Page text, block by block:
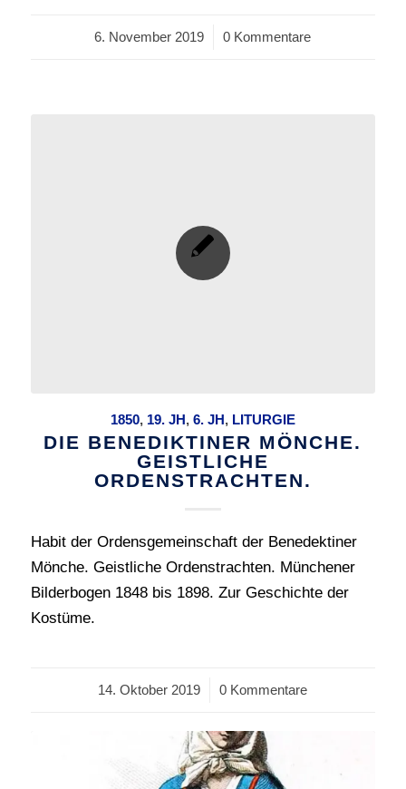
6. November 2019
/ 0 Kommentare
1850, 19. JH, 6. JH, LITURGIE
DIE BENEDIKTINER MÖNCHE.
GEISTLICHE
ORDENSTRACHTEN.
Habit der Ordensgemeinschaft der Benedektiner
Mönche. Geistliche Ordenstrachten. Münchener
Bilderbogen 1848 bis 1898. Zur Geschichte der
Kostüme.
14. Oktober 2019
/ 0 Kommentare